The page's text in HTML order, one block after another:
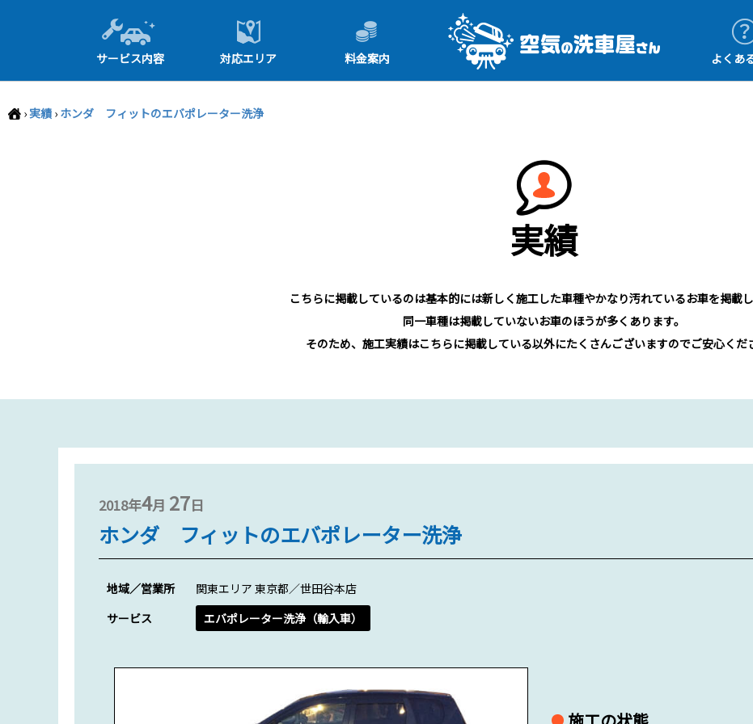
サービス内容 対応エリア 料金案内 よくあ
›実績 › ホンダ フィットのエバポレーター洗浄
実績
こちらに掲載しているのは基本的には新しく施工した車種やかなり汚れているお車を掲載し
同一車種は掲載していないお車のほうが多くあります。
そのため、施工実績はこちらに掲載している以外にたくさんございますのでご安心くだ
2018年4月 27日
ホンダ フィットのエバポレーター洗浄
地域／営業所
関東エリア 東京都／世田谷本店
サービス
エバポレーター洗浄（輸入車）